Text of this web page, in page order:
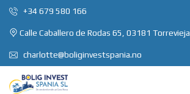
+34 679 580 166
Calle Caballero de Rodas 65, 03181 Torrevieja
charlotte@boliginvestspania.no